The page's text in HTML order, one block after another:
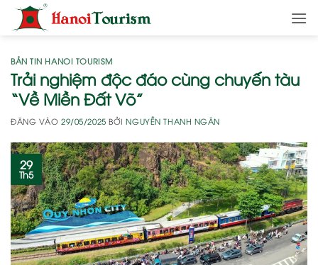
qua
dungBẢN TIN HANOI TOURISM
Trải nghiệm độc đáo cùng chuyến tàu
“Về Miền Đất Võ”
ĐĂNG VÀO29/05/2025 BỞINGUYỄN THANH NGÂN
29
Th5